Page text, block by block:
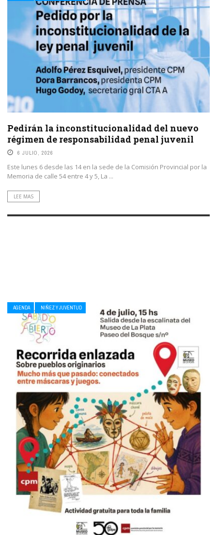
LEE MAS
Pedirán la inconstitucionalidad del nuevo
régimen de responsabilidad penal juvenil
6 JULIO, 2026
Este lunes 6 desde las 14 en la sede de la Comisión Provincial por la
Memoria de calle 54 entre 4 y 5, La ...
LEE MAS
AGENDA NIÑEZ Y JUVENTUD